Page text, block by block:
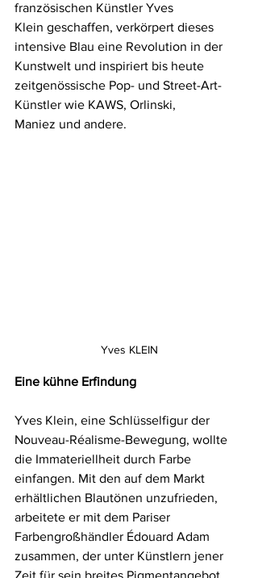
französischen Künstler Yves
Klein geschaffen, verkörpert dieses
intensive Blau eine Revolution in der
Kunstwelt und inspiriert bis heute
zeitgenössische Pop- und Street-Art-
Künstler wie KAWS, Orlinski,
Maniez und andere.
Yves KLEIN
Eine kühne Erfindung
Yves Klein, eine Schlüsselfigur der
Nouveau-Réalisme-Bewegung, wollte
die Immateriellheit durch Farbe
einfangen. Mit den auf dem Markt
erhältlichen Blautönen unzufrieden,
arbeitete er mit dem Pariser
Farbengroßhändler Édouard Adam
zusammen, der unter Künstlern jener